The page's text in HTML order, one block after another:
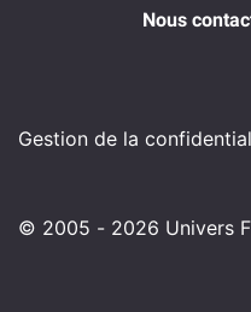
Nous
Gestion de la
© 2005 - 2026 Univers